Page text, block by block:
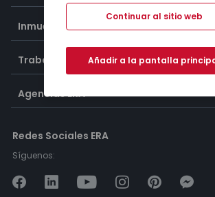
Inmuebles
Trabaja con nosotros
Agencias ERA
Redes Sociales ERA
Síguenos:
Continuar al sitio web
Añadir a la pantalla